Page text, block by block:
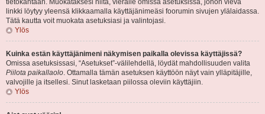
tietokantaan. Muokataksesi niitä, vieraile omissa asetuksissa, johon vievä
linkki löytyy yleensä klikkaamalla käyttäjänimeäsi foorumin sivujen ylälaidassa.
Tätä kautta voit muokata asetuksiasi ja valintojasi.
Ylös
Kuinka estän käyttäjänimeni näkymisen paikalla olevissa käyttäjissä?
Omissa asetuksissasi, “Asetukset”-välilehdellä, löydät mahdollisuuden valita
Piilota paikallaolo. Ottamalla tämän asetuksen käyttöön näyt vain ylläpitäjille,
valvojille ja itsellesi. Sinut lasketaan piilossa oleviin käyttäjiin.
Ylös